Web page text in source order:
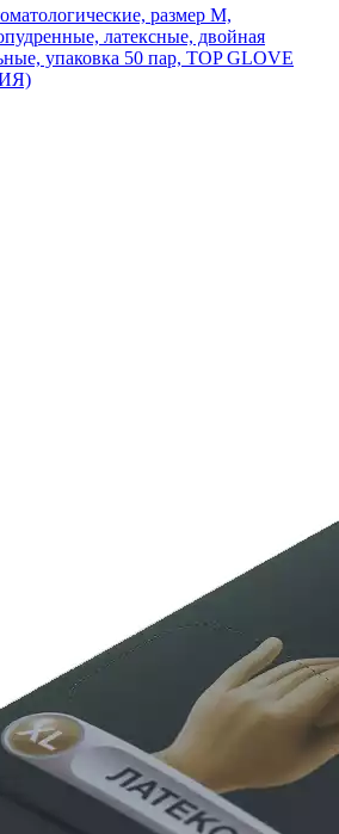
размер M,
латексные, двойная
упаковка 50 пар, TOP GLOVE